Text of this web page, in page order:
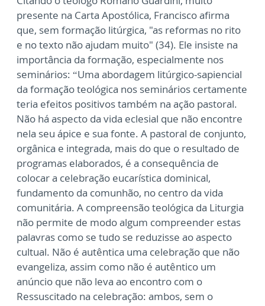
presente na Carta Apostólica, Francisco afirma
que, sem formação litúrgica, "as reformas no rito
e no texto não ajudam muito" (34). Ele insiste na
importância da formação, especialmente nos
seminários: “Uma abordagem litúrgico-sapiencial
da formação teológica nos seminários certamente
teria efeitos positivos também na ação pastoral.
Não há aspecto da vida eclesial que não encontre
nela seu ápice e sua fonte. A pastoral de conjunto,
orgânica e integrada, mais do que o resultado de
programas elaborados, é a consequência de
colocar a celebração eucarística dominical,
fundamento da comunhão, no centro da vida
comunitária. A compreensão teológica da Liturgia
não permite de modo algum compreender estas
palavras como se tudo se reduzisse ao aspecto
cultual. Não é autêntica uma celebração que não
evangeliza, assim como não é autêntico um
anúncio que não leva ao encontro com o
Ressuscitado na celebração: ambos, sem o